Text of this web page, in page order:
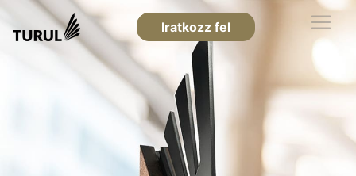
Iratkozz fel